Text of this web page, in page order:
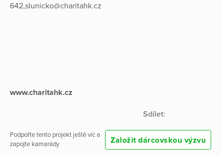
642,slunicko@charitahk.cz
www.charitahk.cz
Sdílet:
Podpořte tento projekt ještě víc a
zapojte kamarády
Založit dárcovskou výzvu